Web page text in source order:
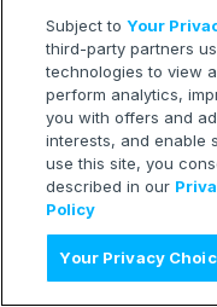
導入事例／顧客一覧
海外事例
ナレッジ
ナレッジ
Subject toYour
third-party partners
technologies to view
perform analytics,
you with offers and
interests, and enable
use this site, you
described in our
Policy
Your Privacy